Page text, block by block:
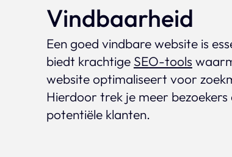
Vindbaarheid
Een goed vindbare website is
biedt krachtige SEO-tools
website optimaliseert voor
Hierdoor trek je meer
potentiële klanten.